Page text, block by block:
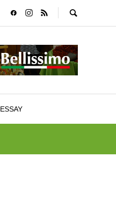
ESSAY